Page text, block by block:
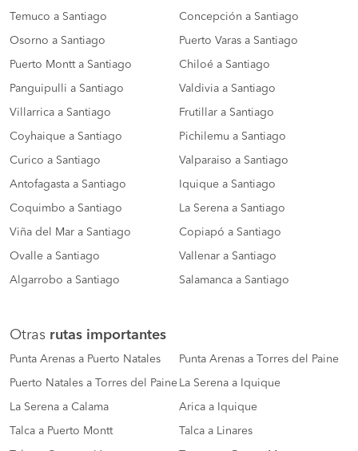
Temuco a Santiago Concepción a Santiago
Osorno a Santiago Puerto Varas a Santiago
Puerto Montt a Santiago Chiloé a Santiago
Panguipulli a Santiago Valdivia a Santiago
Villarrica a Santiago Frutillar a Santiago
Coyhaique a Santiago Pichilemu a Santiago
Curico a Santiago Valparaiso a Santiago
Antofagasta a Santiago Iquique a Santiago
Coquimbo a Santiago La Serena a Santiago
Viña del Mar a Santiago Copiapó a Santiago
Ovalle a Santiago Vallenar a Santiago
Algarrobo a Santiago Salamanca a Santiago
Otras rutas importantes
Punta Arenas a Puerto Natales Punta Arenas a Torres del Paine
Puerto Natales a Torres del Paine La Serena a Iquique
La Serena a Calama Arica a Iquique
Talca a Puerto Montt Talca a Linares